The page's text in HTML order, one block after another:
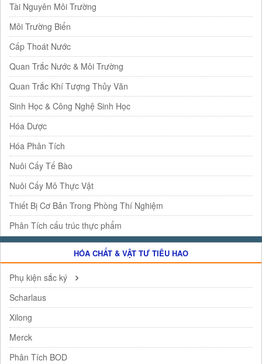
Tài Nguyên Môi Trường
Môi Trường Biển
Cấp Thoát Nước
Quan Trắc Nước & Môi Trường
Quan Trắc Khí Tượng Thủy Văn
Sinh Học & Công Nghệ Sinh Học
Hóa Dược
Hóa Phân Tích
Nuôi Cấy Tế Bào
Nuôi Cấy Mô Thực Vật
Thiết Bị Cơ Bản Trong Phòng Thí Nghiệm
Phân Tích cấu trúc thực phẩm
HÓA CHẤT & VẬT TƯ TIÊU HAO
Phụ kiện sắc ký
Scharlaus
Xilong
Merck
Phân Tích BOD